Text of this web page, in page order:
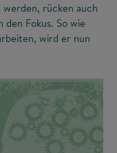
rücken auch
Fokus. So wie
wird er nun